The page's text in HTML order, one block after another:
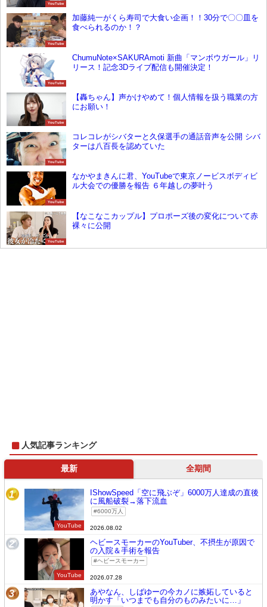
YouTube
YouTube
加藤純一がくら寿司で大食い企画！！30分で〇〇皿を
食べられるのか！？
YouTube
ChumuNote×SAKURAmoti 新曲「マンボウガール」リ
リース！記念3Dライブ配信も開催決定！
YouTube
【轟ちゃん】声かけやめて！個人情報を扱う職業の方
にお願い！
YouTube
コレコレがシバターと久保選手の通話音声を公開 シバ
ターは八百長を認めていた
YouTube
なかやまきんに君、YouTubeで東京ノービスボディビ
ル大会での優勝を報告 ６年越しの夢叶う
YouTube
【なこなこカップル】プロポーズ後の変化について赤
裸々に公開
人気記事ランキング
最新 全期間
1
YouTube
IShowSpeed「空に飛ぶぞ」6000万人達成の直後
に風船破裂→落下流血
6000万人
2026.08.02
2
YouTube
ヘビースモーカーのYouTuber、不摂生が原因で
の入院＆手術を報告
ヘビースモーカー
2026.07.28
3
あやなん、しばゆーの今カノに嫉妬していると
明かす「いつまでも自分のものみたいに…」